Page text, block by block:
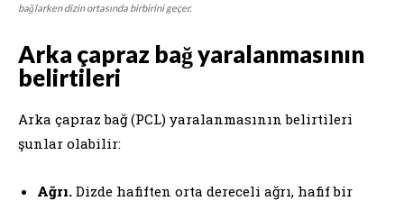
bağlarken dizin ortasında birbirini geçer.
Arka çapraz bağ yaralanmasının
belirtileri
Arka çapraz bağ (PCL) yaralanmasının belirtileri
şunlar olabilir:
Ağrı. Dizde hafiften orta dereceli ağrı, hafif bir